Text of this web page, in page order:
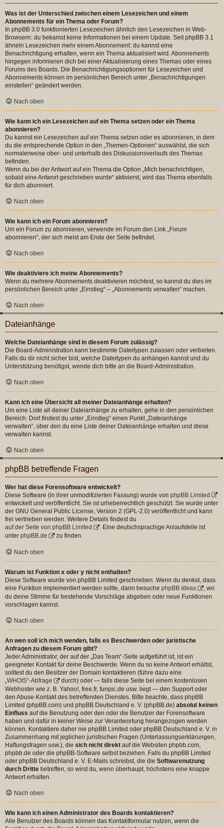
Was ist der Unterschied zwischen einem Lesezeichen und einem
Abonnements für ein Thema oder Forum?
In phpBB 3.0 funktionierten Lesezeichen ähnlich den Lesezeichen in Web-
Browsern: du bekamst keine Informationen bei einem Update. Seit phpBB 3.1
ähneln Lesezeichen mehr einem Abonnement: du kannst eine
Benachrichtigung erhalten, wenn ein Thema aktualisiert wird. Abonnements
hingegen informieren dich bei einer Aktualisierung eines Themas oder eines
Forums des Boards. Die Benachrichtigungsoptionen für Lesezeichen und
Abonnements können im persönlichen Bereich unter „Benachrichtigungen
einstellen“ geändert werden.
Nach oben
Wie kann ich ein Lesezeichen auf ein Thema setzen oder ein Thema
abonnieren?
Du kannst ein Lesezeichen auf ein Thema setzen oder es abonnieren, in dem
du die entsprechende Option in den „Themen-Optionen“ auswählst, die sich
normalerweise ober- und unterhalb des Diskussionsverlaufs des Themas
befinden.
Wenn du bei der Antwort auf ein Thema die Option „Mich benachrichtigen,
sobald eine Antwort geschrieben wurde“ aktivierst, wird das Thema ebenfalls
für dich abonniert.
Nach oben
Wie kann ich ein Forum abonnieren?
Um ein Forum zu abonnieren, verwende im Forum den Link „Forum
abonnieren“, der sich meist am Ende der Seite befindet.
Nach oben
Wie deaktiviere ich meine Abonnements?
Wenn du mehrere Abonnements deaktivieren möchtest, so kannst du dies im
persönlichen Bereich unter „Einstieg“ – „Abonnements verwalten“ machen.
Nach oben
Dateianhänge
Welche Dateianhänge sind in diesem Forum zulässig?
Die Board-Administration kann bestimmte Dateitypen zulassen oder verbieten.
Falls du dir nicht sicher bist, welche Dateitypen du anhängen kannst und du
Unterstützung benötigst, wende dich bitte an die Board-Administration.
Nach oben
Kann ich eine Übersicht all meiner Dateianhänge erhalten?
Um eine Liste all deiner Dateianhänge zu erhalten, gehe in den persönlichen
Bereich. Dort findest du unter „Einstieg“ einen Punkt „Dateianhänge
verwalten“, über den du eine Liste deiner Dateianhänge erhalten und diese
verwalten kannst.
Nach oben
phpBB betreffende Fragen
Wer hat diese Forensoftware entwickelt?
Diese Software (in ihrer unmodifizierten Fassung) wurde von phpBB Limited
entwickelt und veröffentlicht. Sie ist urheberrechtlich geschützt. Sie wurde unter
der GNU General Public License, Version 2 (GPL-2.0) veröffentlicht und kann
frei vertrieben werden. Weitere Details findest du
auf der Seite von phpBB Limited
. Eine deutschsprachige Anlaufstelle ist
unter phpBB.de zu finden.
Nach oben
Warum ist Funktion x oder y nicht enthalten?
Diese Software wurde von phpBB Limited geschrieben. Wenn du denkst, dass
eine Funktion implementiert werden sollte, dann besuche phpBB Ideas
, wo
du deine Stimme für bestehende Vorschläge abgeben oder neue Funktionen
vorschlagen kannst.
Nach oben
An wen soll ich mich wenden, falls es Beschwerden oder juristische
Anfragen zu diesem Forum gibt?
Jeder Administrator, der auf der „Das Team“-Seite aufgeführt ist, ist ein
geeigneter Kontakt für deine Beschwerde. Wenn du so keine Antwort erhältst,
solltest du den Besitzer der Domain kontaktieren (führe dazu eine
„WHOIS“-Abfrage
durch) oder — falls diese Seite bei einem kostenlosen
Webhoster wie z. B. Yahoo!, free.fr, funpic.de usw. liegt — den Support oder
den Abuse-Kontakt des betreffenden Dienstes. Bitte beachte, dass phpBB
Limited (phpBB.com) und phpBB Deutschland e. V. (phpBB.de) absolut keinen
Einfluss auf die Benutzung oder den oder die Benutzer der Forensoftware
haben und dafür in keiner Weise zur Verantwortung herangezogen werden
können. Kontaktiere daher nie phpBB Limited oder phpBB Deutschland e. V. in
Zusammenhang mit jeglichen juristischen Fragen (Unterlassungserklärungen,
Haftungsfragen usw.), die sich nicht direkt auf die Websiten phpbb.com,
phpbb.de oder die phpBB-Software selbst beziehen. Falls du phpBB Limited
oder phpBB Deutschland e. V. E-Mails schreibst, die die Softwarenutzung
durch Dritte betreffen, so wirst du, wenn überhaupt, höchstens eine knappe
Antwort erhalten.
Nach oben
Wie kann ich einen Administrator des Boards kontaktieren?
Alle Benutzer des Boards können das Kontaktformular nutzen, wenn die